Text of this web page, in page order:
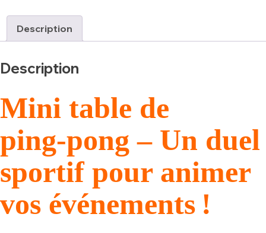
Description
Description
Mini table de
ping‑pong – Un duel
sportif pour animer
vos événements !